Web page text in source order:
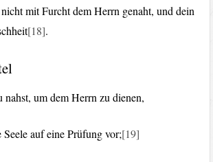
mit Furcht dem Herrn genaht, und dein
[18].
um dem Herrn zu dienen,
Seele auf eine Prüfung vor;[19]